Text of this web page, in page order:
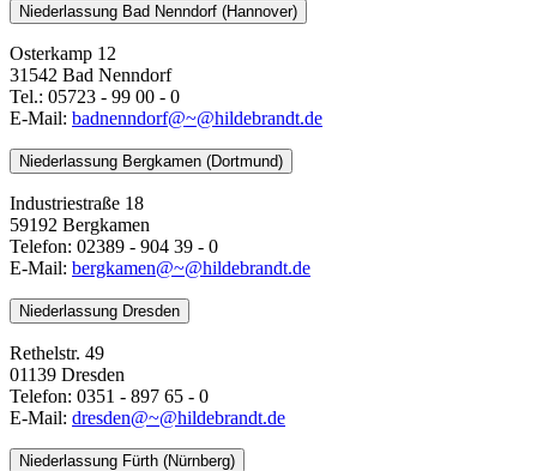
Niederlassung Bad Nenndorf (Hannover)
Osterkamp 12
31542 Bad Nenndorf
Tel.: 05723 - 99 00 - 0
E-Mail: badnenndorf@~@hildebrandt.de
Niederlassung Bergkamen (Dortmund)
Industriestraße 18
59192 Bergkamen
Telefon: 02389 - 904 39 - 0
E-Mail: bergkamen@~@hildebrandt.de
Niederlassung Dresden
Rethelstr. 49
01139 Dresden
Telefon: 0351 - 897 65 - 0
E-Mail: dresden@~@hildebrandt.de
Niederlassung Fürth (Nürnberg)